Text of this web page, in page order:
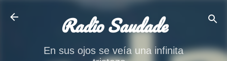
Radio Saudade
En sus ojos se veía una infinita